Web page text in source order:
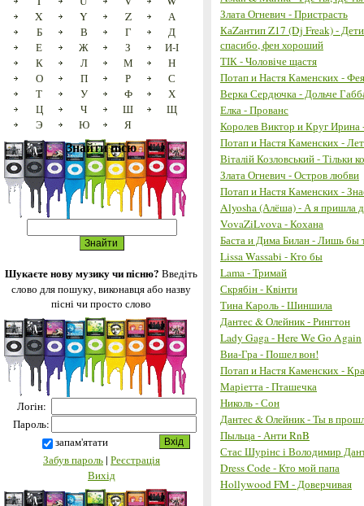
X
Y Z
А
Б
В Г
Д
Е
Ж З
И-І
К
Л М
Н
О
П Р
С
Т
У Ф
Х
Ц
Ч Ш
Щ
Э
Ю Я
Знайти пісю
Шукаєте нову музику чи пісню? Введіть
слово для пошуку, виконавця або назву
пісні чи просто слово
Логін:
Пароль:
запам'ятати
Забув пароль| Реєстрація
Вихід
Злата Огневич - Пристрасть
КаZантип Z17 (Dj Freak) -
спасибо, фен хороший
ТІК - Чоловіче щастя
Потап и Настя Каменских - Фея
Верка Сердючка - Дольче
Елка - Прованс
Королев Виктор и Круг Ирина
Потап и Настя Каменских -
Віталій Козловський - Тільки
Злата Огневич - Остров любви
Потап и Настя Каменских -
Alyosha (Алёша) - А я пришла
VovaZiLvova - Кохана
Баста и Дима Билан - Лишь бы
Lissa Wassabi - Кто бы
Lama - Тримай
Скрябін - Квінти
Тина Кароль - Шиншила
Дантес & Олейник - Рингтон
Lady Gaga - Here We Go Again
Виа-Гра - Пошел вон!
Потап и Настя Каменских -
Маріетта - Пташечка
Николь - Сон
Дантес & Олейник - Ты в
Пыльца - Анти RnB
Стас Шурінс і Володимир
Dress Code - Кто мой папа
Hollywood FM - Доверчивая